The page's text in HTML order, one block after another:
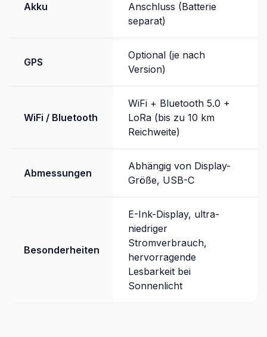
Akku
Anschluss (Batterie
separat)
GPS
Optional (je nach
Version)
WiFi / Bluetooth
WiFi + Bluetooth 5.0 +
LoRa (bis zu 10 km
Reichweite)
Abmessungen
Abhängig von Display-
Größe, USB-C
Besonderheiten
E-Ink-Display, ultra-
niedriger
Stromverbrauch,
hervorragende
Lesbarkeit bei
Sonnenlicht